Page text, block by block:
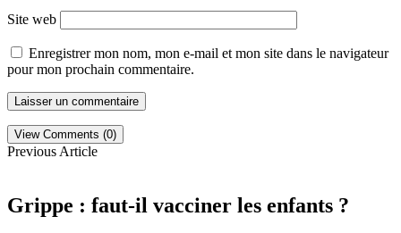
Site web
Enregistrer mon nom, mon e-mail et mon site dans le navigateur
pour mon prochain commentaire.
View Comments (0)
Previous Article
Grippe : faut-il vacciner les enfants ?